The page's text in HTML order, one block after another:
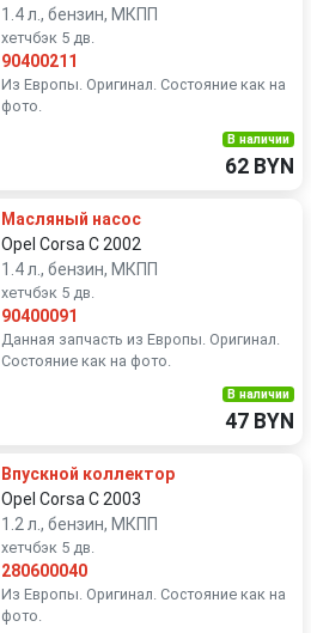
1.4 л., бензин, МКПП
хетчбэк 5 дв.
90400211
Из Европы. Оригинал. Состояние как на
фото.
В наличии
62 BYN
Масляный насос
Opel Corsa C 2002
1.4 л., бензин, МКПП
хетчбэк 5 дв.
90400091
Данная запчасть из Европы. Оригинал.
Состояние как на фото.
В наличии
47 BYN
Впускной коллектор
Opel Corsa C 2003
1.2 л., бензин, МКПП
хетчбэк 5 дв.
280600040
Из Европы. Оригинал. Состояние как на
фото.